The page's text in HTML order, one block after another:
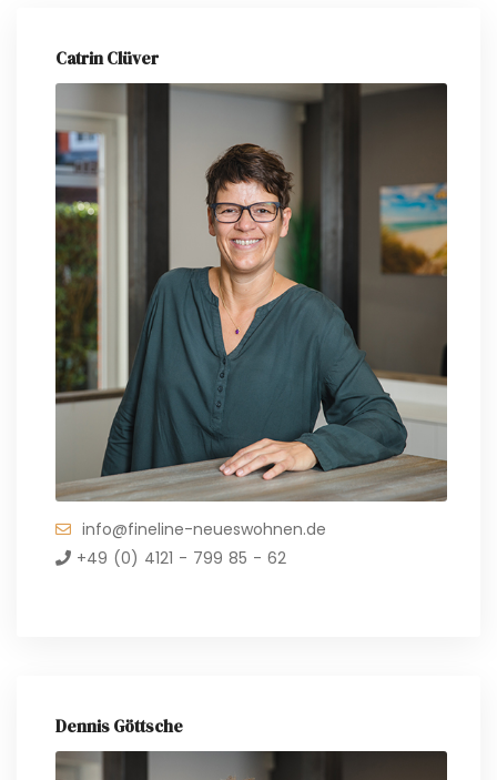
Catrin Clüver
info@fineline-neueswohnen.de
+49 (0) 4121 - 799 85 - 62
Dennis Göttsche